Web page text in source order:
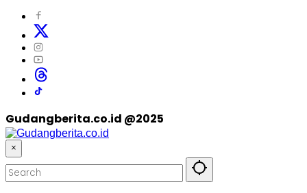
Gudangberita.co.id @2025
×